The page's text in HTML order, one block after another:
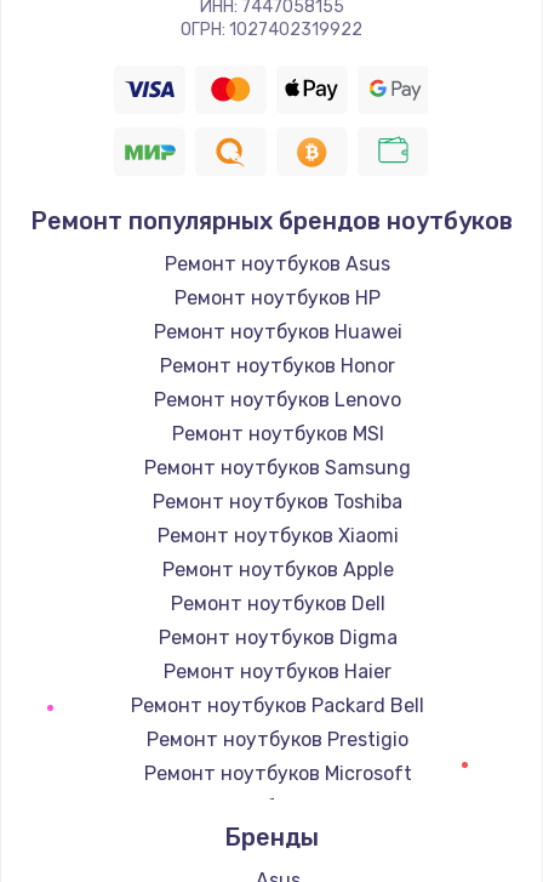
Установка драйверов
Заказать
Замена вебкамеры
Заказать
Ремонт петель крышки
1190 руб.
Заказать
Настройка Wi-Fi
1100 руб.
Заказать
Замена HDMI
495 руб.
Заказать
ИНН: 7447058155
ОГРН: 1027402319922
Ремонт популярных брендов ноутбуков
Ремонт ноутбуков Asus
Ремонт ноутбуков HP
Ремонт ноутбуков Huawei
Ремонт ноутбуков Honor
Ремонт ноутбуков Lenovo
Ремонт ноутбуков MSI
Ремонт ноутбуков Samsung
Ремонт ноутбуков Toshiba
Ремонт ноутбуков Xiaomi
Ремонт ноутбуков Apple
Ремонт ноутбуков Dell
Ремонт ноутбуков Digma
Ремонт ноутбуков Haier
Ремонт ноутбуков Packard Bell
Ремонт ноутбуков Prestigio
Ремонт ноутбуков Microsoft
Ремонт ноутбуков Alienware
Ремонт ноутбуков Aquarius
Ремонт ноутбуков Gigabyte
Бренды